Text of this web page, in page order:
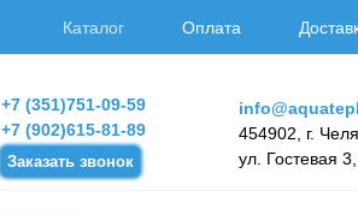
Каталог Оплата
+7 (351)751-09-59
+7 (902)615-81-89
Заказать звонок
454902, г.
ул. Гостевая